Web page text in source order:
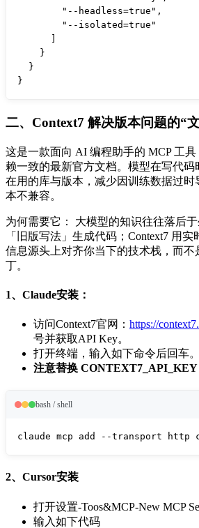
        "--headless=true",
        "--isolated=true"
    }
  }
}
二、Context7 解决版本问题的“
这是一款面向 AI 编程助手的 MCP 工
赖一致的最新官方文档。模型在写代
在用的库与版本，减少因训练数据过时
本不兼容。
为何需要它： 大模型的知识往往落后
「旧版写法」生成代码；Context7 用
信息源头上对齐你当下的技术栈，而
丁。
1、Claude安装：
访问Context7官网： https://
号并获取API Key。
打开终端，输入如下命令后回车。
注意替换
bash / shell
claude mcp add --transport http
2、Cursor安装
打开设置-Toos&MCP-New MCP
输入如下代码